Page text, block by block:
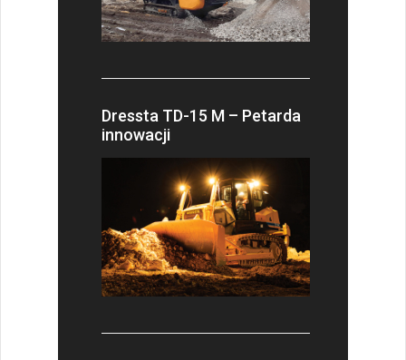
Dressta TD-15 M – Petarda
innowacji